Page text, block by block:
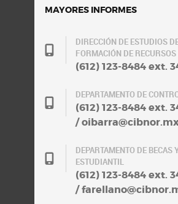
MAYORES INFORMES
DIRECCIÓN DE ESTUDIOS
FORMACIÓN DE
(612) 123-8484 ext.
DEPARTAMENTO DE
(612) 123-8484 ext.
/
DEPARTAMENTO DE BECAS
ESTUDIANTIL
(612) 123-8484 ext.
/